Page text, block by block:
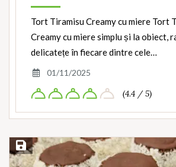
Tort Tiramisu Creamy cu miere Tort
Creamy cu miere simplu și la obiect,
delicatețe în fiecare dintre cele…
01/11/2025
(4.4 / 5)
Save Recipe